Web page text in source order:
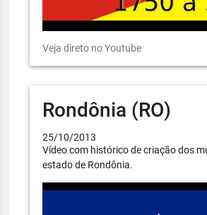
Veja direto no Youtube
Rondônia (RO)
25/10/2013
Vídeo com histórico de criação dos
estado de Rondônia.